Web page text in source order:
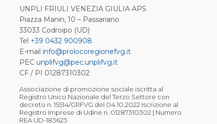
UNPLI FRIULI VENEZIA GIULIA APS
Piazza Manin, 10 – Passariano
33033 Codroipo (UD)
Tel +39 0432 900908
E-mail info@prolocoregionefvg.it
PEC unplifvg@pec.unplifvg.it
CF / PI 01287310302
Associazione di promozione sociale iscritta al
Registro Unico Nazionale del Terzo Settore con
decreto n. 15514/GRFVG del 04.10.2022 Iscrizione al
Registro Imprese di Udine n. 01287310302 | Numero
REA UD-183623